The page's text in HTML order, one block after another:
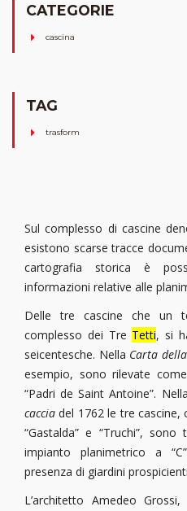
CATEGORIE
cascina
TAG
trasform
Sul complesso di cascine
esistono scarse tracce
cartografia storica è
informazioni relative alle
Delle tre cascine che un
complesso dei Tre Tetti, si
seicentesche. Nella Carta
esempio, sono rilevate come
“Padri de Saint Antoine”. Nella
caccia del 1762 le tre cascine,
“Gastalda” e “Truchi”,
impianto planimetrico a
presenza di giardini
L’architetto Amedeo